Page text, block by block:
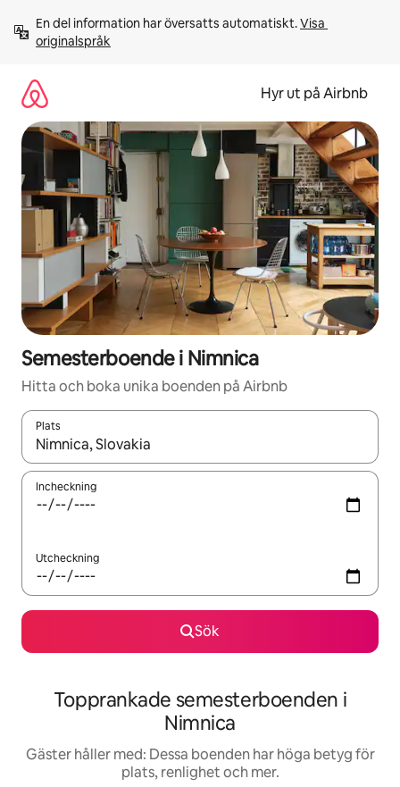
innehåll
En del information har översatts automatiskt. Visa
originalspråk
Hyr ut på Airbnb
Semesterboende i Nimnica
Hitta och boka unika boenden på Airbnb
Plats
När resultaten är tillgängliga kan du navigera med upp- och
Incheckning
Utcheckning
Sök
Topprankade semesterboenden i
Nimnica
Gäster håller med: Dessa boenden har höga betyg för
plats, renlighet och mer.